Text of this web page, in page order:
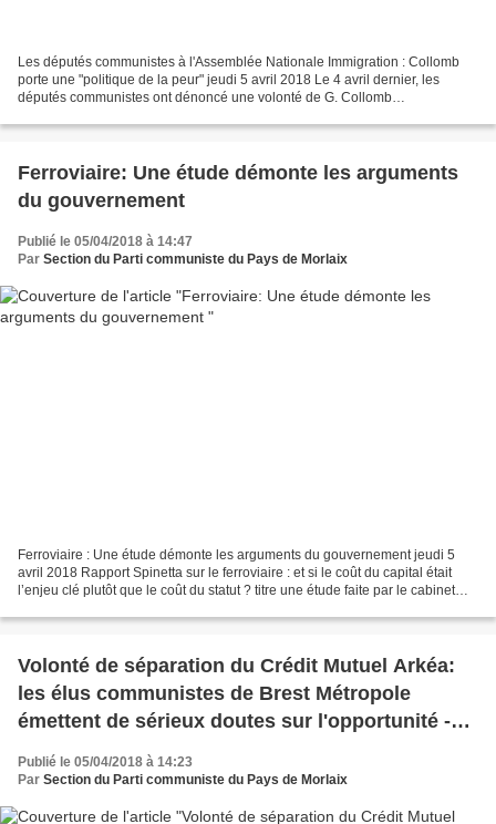
Les députés communistes à l'Assemblée Nationale Immigration : Collomb
porte une "politique de la peur" jeudi 5 avril 2018 Le 4 avril dernier, les
députés communistes ont dénoncé une volonté de G. Collomb
Ferroviaire: Une étude démonte les arguments
du gouvernement
Publié le 05/04/2018 à 14:47
Par Section du Parti communiste du Pays de Morlaix
Ferroviaire : Une étude démonte les arguments du gouvernement jeudi 5
avril 2018 Rapport Spinetta sur le ferroviaire : et si le coût du capital était
l’enjeu clé plutôt que le coût du statut ? titre une étude faite par le cabinet
Volonté de séparation du Crédit Mutuel Arkéa:
les élus communistes de Brest Métropole
émettent de sérieux doutes sur l'opportunité -
intervention d'Eric Guellec
Publié le 05/04/2018 à 14:23
Par Section du Parti communiste du Pays de Morlaix